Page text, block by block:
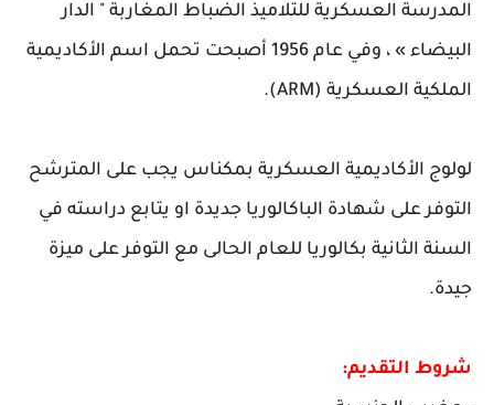
المدرسة العسكرية للتلاميذ الضباط المغاربة " الدار
البيضاء » ، وفي عام 1956 أصبحت تحمل اسم الأكاديمية
الملكية العسكرية (ARM).
لولوج الأكاديمية العسكرية بمكناس يجب على المترشح
التوفر على شهادة الباكالوريا جديدة او يتابع دراسته في
السنة الثانية بكالوريا للعام الحالى مع التوفر على ميزة
جيدة.
شروط التقديم: